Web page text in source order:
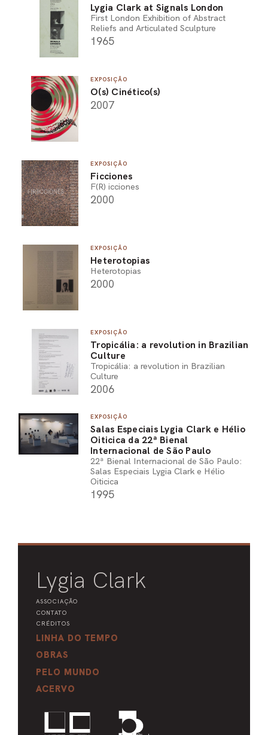
Lygia Clark at Signals London
First London Exhibition of Abstract
Reliefs and Articulated Sculpture
1965
EXPOSIÇÃO
O(s) Cinético(s)
2007
EXPOSIÇÃO
Ficciones
F(R) icciones
2000
EXPOSIÇÃO
Heterotopias
Heterotopias
2000
EXPOSIÇÃO
Tropicália: a revolution in Brazilian
Culture
Tropicália: a revolution in Brazilian
Culture
2006
EXPOSIÇÃO
Salas Especiais Lygia Clark e Hélio
Oiticica da 22ª Bienal
Internacional de São Paulo
22ª Bienal Internacional de São Paulo:
Salas Especiais Lygia Clark e Hélio
Oiticica
1995
Lygia Clark
ASSOCIAÇÃO
CONTATO
CRÉDITOS
LINHA DO TEMPO
OBRAS
PELO MUNDO
ACERVO